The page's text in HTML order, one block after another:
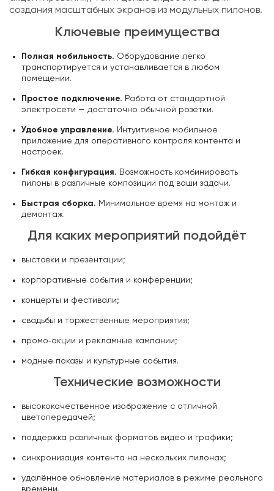
создания масштабных экранов из модульных пилонов.
Ключевые преимущества
Полная мобильность. Оборудование легко
транспортируется и устанавливается в любом
помещении.
Простое подключение. Работа от стандартной
электросети — достаточно обычной розетки.
Удобное управление. Интуитивное мобильное
приложение для оперативного контроля контента и
настроек.
Гибкая конфигурация. Возможность комбинировать
пилоны в различные композиции под ваши задачи.
Быстрая сборка. Минимальное время на монтаж и
демонтаж.
Для каких мероприятий подойдёт
выставки и презентации;
корпоративные события и конференции;
концерты и фестивали;
свадьбы и торжественные мероприятия;
промо‑акции и рекламные кампании;
модные показы и культурные события.
Технические возможности
высококачественное изображение с отличной
цветопередачей;
поддержка различных форматов видео и графики;
синхронизация контента на нескольких пилонах;
удалённое обновление материалов в режиме реального
времени.